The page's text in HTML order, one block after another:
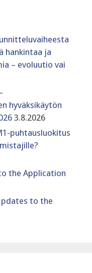
hankintaa ja
– evoluutio vai
hyväksikäytön
3.8.2026
puhtausluokitus
the Application
to the